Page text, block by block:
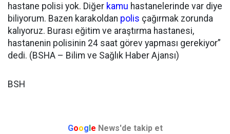
hastane polisi yok. Diğer kamu hastanelerinde var diye
biliyorum. Bazen karakoldan polis çağırmak zorunda
kalıyoruz. Burası eğitim ve araştırma hastanesi,
hastanenin polisinin 24 saat görev yapması gerekiyor”
dedi. (BSHA – Bilim ve Sağlık Haber Ajansı)
BSH
Goog e News'de takip et